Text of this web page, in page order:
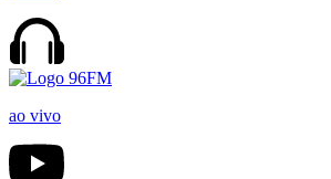
ao vivo